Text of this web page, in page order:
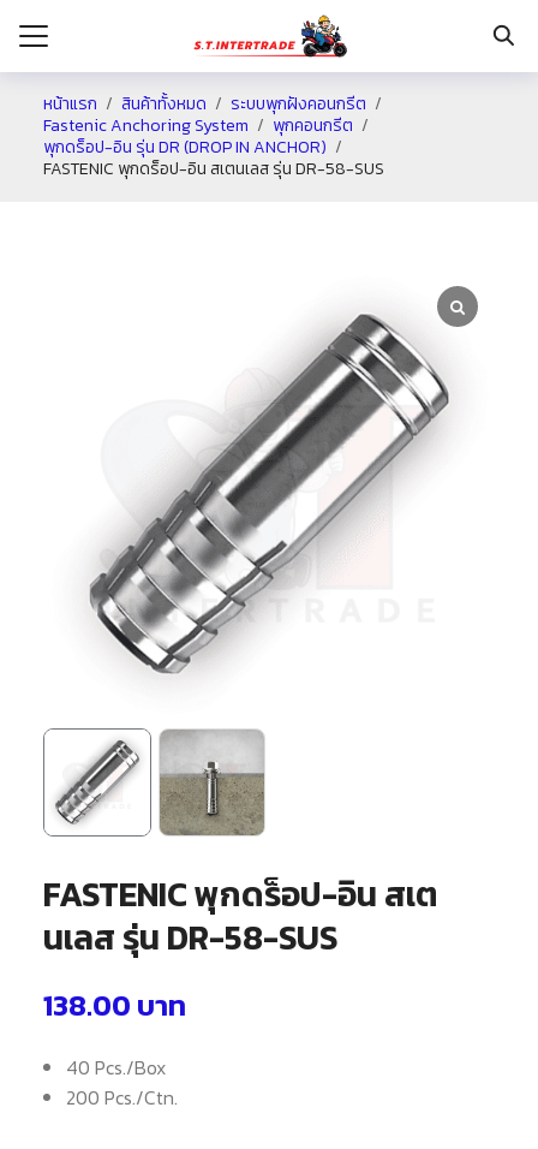
หน้าแรก สินค้าทั้งหมด
ระบบพุกฝังคอนกรีต
Fastenic Anchoring System
พุกคอนกรีต
พุกดร็อป-อิน รุ่น DR (DROP IN ANCHOR)
FASTENIC พุกดร็อป-อิน สเตนเลส รุ่น DR-58-SUS
FASTENIC พุกดร็อป-อิน สเต
นเลส รุ่น DR-58-SUS
138.00 บาท
40 Pcs./Box
200 Pcs./Ctn.